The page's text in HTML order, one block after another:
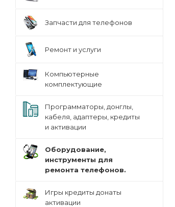
Запчасти для телефонов
Ремонт и услуги
Компьютерные
комплектующие
Программаторы, донглы,
кабеля, адаптеры, кредиты
и активации
Оборудование,
инструменты для
ремонта телефонов.
Игры кредиты донаты
активации